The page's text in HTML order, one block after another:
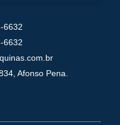
6632
6632
Afonso Pena.